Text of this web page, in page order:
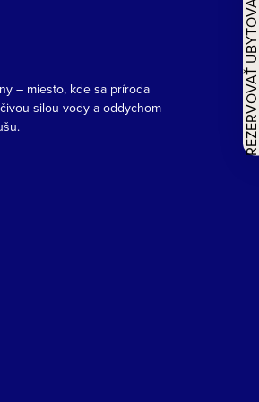
– miesto, kde sa príroda
silou vody a oddychom